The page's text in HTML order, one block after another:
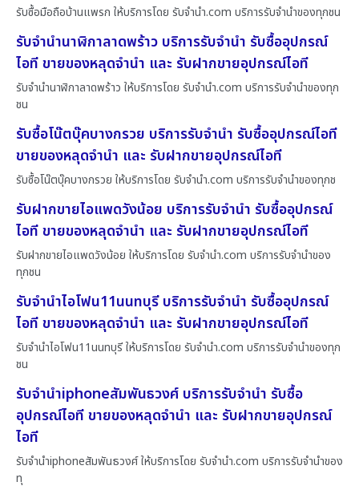
รับซื้อมือถือบ้านแพรก ให้บริการโดย รับจํานํา.com บริการรับจำนำของทุกชน
รับจำนำนาฬิกาลาดพร้าว บริการรับจำนำ รับซื้ออุปกรณ์
ไอที ขายของหลุดจำนำ และ รับฝากขายอุปกรณ์ไอที
รับจำนำนาฬิกาลาดพร้าว ให้บริการโดย รับจํานํา.com บริการรับจำนำของทุก
ชน
รับซื้อโน๊ตบุ๊คบางกรวย บริการรับจำนำ รับซื้ออุปกรณ์ไอที
ขายของหลุดจำนำ และ รับฝากขายอุปกรณ์ไอที
รับซื้อโน๊ตบุ๊คบางกรวย ให้บริการโดย รับจํานํา.com บริการรับจำนำของทุกช
รับฝากขายไอแพดวังน้อย บริการรับจำนำ รับซื้ออุปกรณ์
ไอที ขายของหลุดจำนำ และ รับฝากขายอุปกรณ์ไอที
รับฝากขายไอแพดวังน้อย ให้บริการโดย รับจํานํา.com บริการรับจำนำของ
ทุกชน
รับจำนำไอโฟน11นนทบุรี บริการรับจำนำ รับซื้ออุปกรณ์
ไอที ขายของหลุดจำนำ และ รับฝากขายอุปกรณ์ไอที
รับจำนำไอโฟน11นนทบุรี ให้บริการโดย รับจํานํา.com บริการรับจำนำของทุก
ชน
รับจำนำiphoneสัมพันธวงศ์ บริการรับจำนำ รับซื้อ
อุปกรณ์ไอที ขายของหลุดจำนำ และ รับฝากขายอุปกรณ์
ไอที
รับจำนำiphoneสัมพันธวงศ์ ให้บริการโดย รับจํานํา.com บริการรับจำนำของ
ทุ